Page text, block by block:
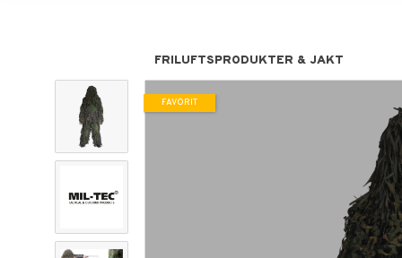
FRILUFTSPRODUKTER & JAKT
FAVORIT